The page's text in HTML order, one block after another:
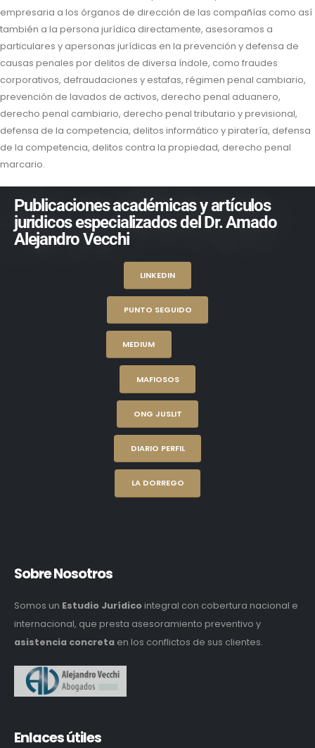
empresaria a los órganos de dirección de las compañías como así
también a la persona jurídica directamente, asesoramos a
particulares y apersonas jurídicas en la prevención y defensa de
causas penales por delitos de diversa índole, como fraudes
corporativos, defraudaciones y estafas, régimen penal cambiario,
prevención de lavados de activos, derecho penal aduanero,
derecho penal cambiario, derecho penal tributario y previsional,
defensa de la competencia, delitos informático y piratería, defensa
de la competencia, delitos contra la propiedad, derecho penal
marcario.
Publicaciones académicas y artículos
juridicos especializados del Dr. Amado
Alejandro Vecchi
LINKEDIN
PUNTO SEGUIDO
MEDIUM
MAFIOSOS
ONG JUSLIT
DIARIO PERFIL
LA DORREGO
Sobre Nosotros
Somos un Estudio Jurídico integral con cobertura nacional e
internacional, que presta asesoramiento preventivo y
asistencia concreta en los conflictos de sus clientes.
Enlaces útiles